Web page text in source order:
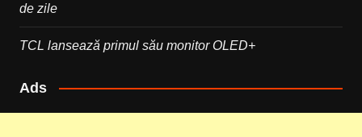
de zile
TCL lansează primul său monitor OLED+
Ads